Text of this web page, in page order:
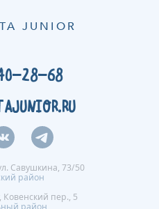
JUNIOR
28-68
Савушкина, 73/50
район
Ковенский пер., 5
район